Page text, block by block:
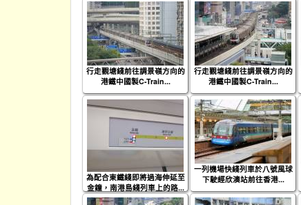
行走觀塘綫前往調景嶺方向的
港鐵中國製C-Train...
行走觀塘綫前往調景嶺方向的
港鐵中國製C-Train...
為配合東鐵綫即將過海伸延至
金鐘，南港島綫列車上的路...
一列機場快綫列車於八號風球
下駛經欣澳站前往香港...